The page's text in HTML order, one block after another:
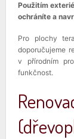
Použitím
ochráníte a
Pro plochy
doporučujeme
v přírodním
funkčnost.